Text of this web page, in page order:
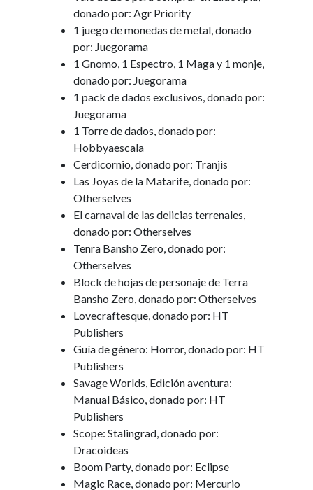
donado por: Agr Priority
1 juego de monedas de metal, donado
por: Juegorama
1 Gnomo, 1 Espectro, 1 Maga y 1 monje,
donado por: Juegorama
1 pack de dados exclusivos, donado por:
Juegorama
1 Torre de dados, donado por:
Hobbyaescala
Cerdicornio, donado por: Tranjis
Las Joyas de la Matarife, donado por:
Otherselves
El carnaval de las delicias terrenales,
donado por: Otherselves
Tenra Bansho Zero, donado por:
Otherselves
Block de hojas de personaje de Terra
Bansho Zero, donado por: Otherselves
Lovecraftesque, donado por: HT
Publishers
Guía de género: Horror, donado por: HT
Publishers
Savage Worlds, Edición aventura:
Manual Básico, donado por: HT
Publishers
Scope: Stalingrad, donado por:
Dracoideas
Boom Party, donado por: Eclipse
Magic Race, donado por: Mercurio